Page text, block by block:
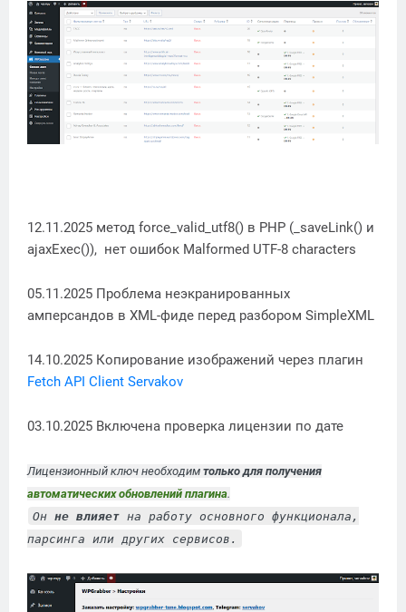
12.11.2025 метод force_valid_utf8() в PHP (_saveLink() и
ajaxExec()), нет ошибок Malformed UTF-8 characters
05.11.2025 Проблема неэкранированных
амперсандов в XML-фиде перед разбором SimpleXML
14.10.2025 Копирование изображений через плагин
Fetch API Client Servakov
03.10.2025 Включена проверка лицензии по дате
Лицензионный ключ необходим только для получения
автоматических обновлений плагина.
Он не влияет на работу основного функционала,
парсинга или других сервисов.